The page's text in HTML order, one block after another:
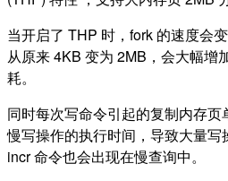
当开启了 THP 时，fork 的速度会
从原来 4KB 变为 2MB，会大幅增
耗。
同时每次写命令引起的复制内存
慢写操作的执行时间，导致大量
incr 命令也会出现在慢查询中。